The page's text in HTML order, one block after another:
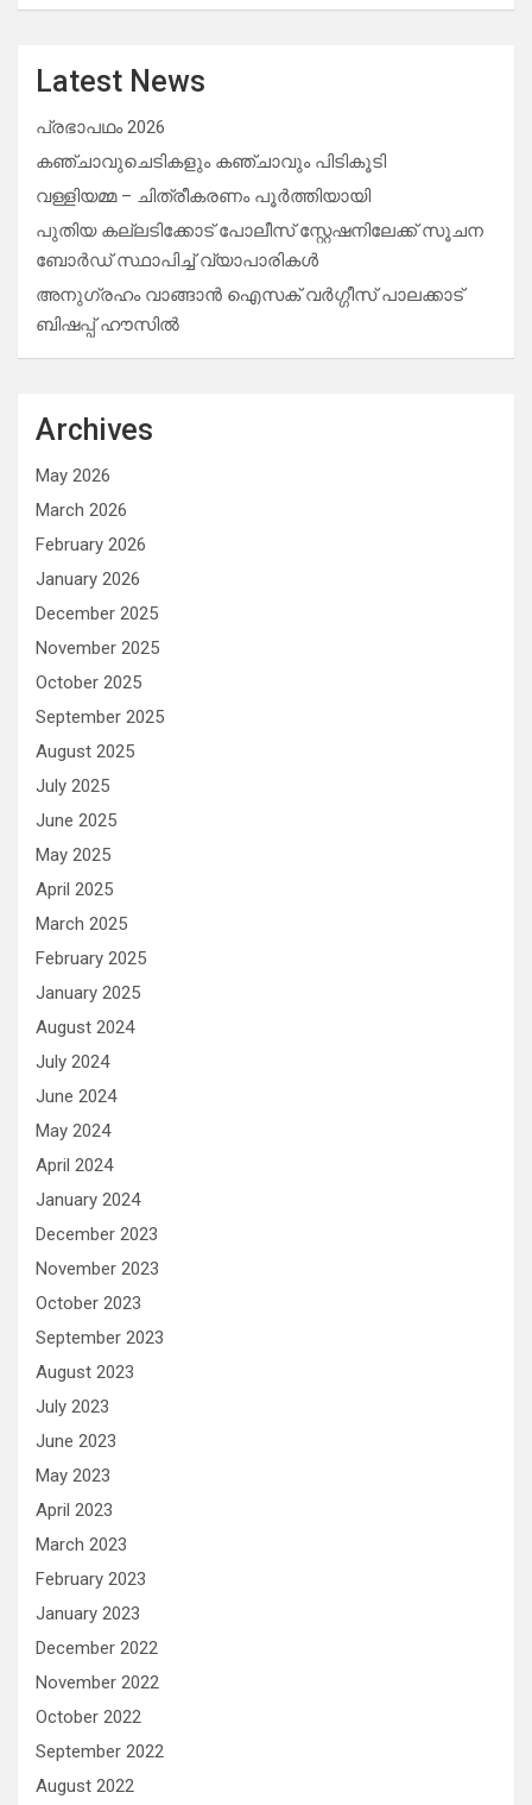
Latest News
പ്രഭാപഥം 2026
കഞ്ചാവുചെടികളും കഞ്ചാവും പിടികൂടി
വള്ളിയമ്മ – ചിത്രീകരണം പൂർത്തിയായി
പുതിയ കല്ലടിക്കോട് പോലീസ് സ്റ്റേഷനിലേക്ക് സൂചന
ബോർഡ് സ്ഥാപിച്ച് വ്യാപാരികൾ
അനുഗ്രഹം വാങ്ങാൻ ഐസക് വര്‍ഗ്ഗീസ് പാലക്കാട്
ബിഷപ്പ് ഹൗസില്‍
Archives
May 2026
March 2026
February 2026
January 2026
December 2025
November 2025
October 2025
September 2025
August 2025
July 2025
June 2025
May 2025
April 2025
March 2025
February 2025
January 2025
August 2024
July 2024
June 2024
May 2024
April 2024
January 2024
December 2023
November 2023
October 2023
September 2023
August 2023
July 2023
June 2023
May 2023
April 2023
March 2023
February 2023
January 2023
December 2022
November 2022
October 2022
September 2022
August 2022